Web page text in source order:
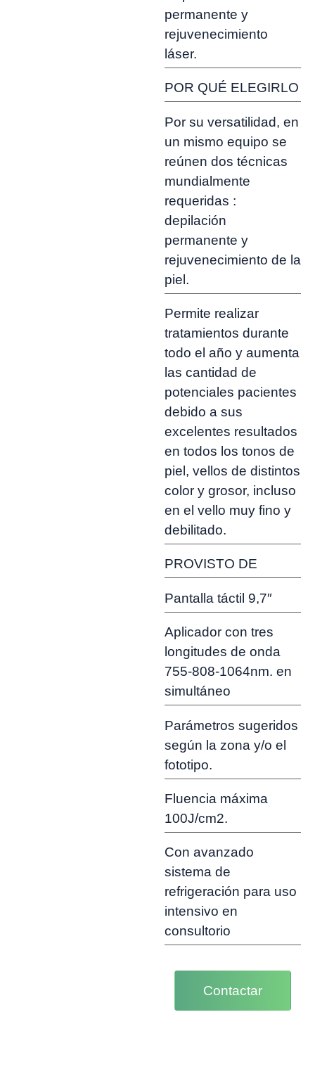
permanente y
rejuvenecimiento
láser.
POR QUÉ ELEGIRLO
Por su versatilidad, en
un mismo equipo se
reúnen dos técnicas
mundialmente
requeridas :
depilación
permanente y
rejuvenecimiento de la
piel.
Permite realizar
tratamientos durante
todo el año y aumenta
las cantidad de
potenciales pacientes
debido a sus
excelentes resultados
en todos los tonos de
piel, vellos de distintos
color y grosor, incluso
en el vello muy fino y
debilitado.
PROVISTO DE
Pantalla táctil 9,7″
Aplicador con tres
longitudes de onda
755-808-1064nm. en
simultáneo
Parámetros sugeridos
según la zona y/o el
fototipo.
Fluencia máxima
100J/cm2.
Con avanzado
sistema de
refrigeración para uso
intensivo en
consultorio
Contactar